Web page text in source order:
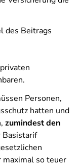
des Beitrags
Personen,
hatten und
zumindest den
Basistarif
maximal so teuer